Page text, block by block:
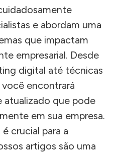
e abordam uma
que impactam
empresarial. Desde
digital até técnicas
encontrará
que pode
em sua empresa.
crucial para a
artigos são uma